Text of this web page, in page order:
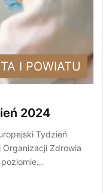
I POWIATU
2024
Tydzień
Zdrowia
poziomie…